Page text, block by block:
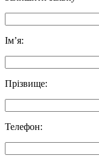
Ім’я:
Прізвище:
Телефон: